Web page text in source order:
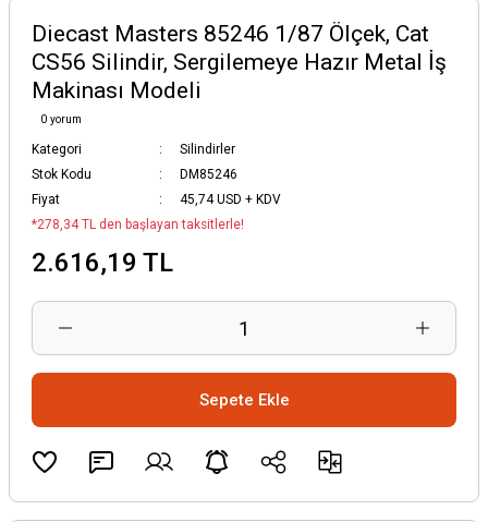
Diecast Masters 85246 1/87 Ölçek, Cat
CS56 Silindir, Sergilemeye Hazır Metal İş
Makinası Modeli
0 yorum
Kategori
Silindirler
Stok Kodu
DM85246
Fiyat
45,74 USD + KDV
*278,34 TL den başlayan taksitlerle!
2.616,19 TL
Sepete Ekle